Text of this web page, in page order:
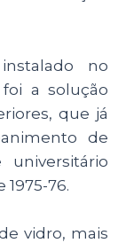
no
a solução
que já
de
76.
vidro, mais